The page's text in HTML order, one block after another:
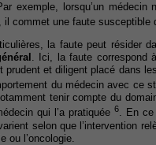
exemple, lorsqu’un médecin
commet une faute susceptible
la faute peut résider
. Ici, la faute correspond
prudent et diligent placé dans
du médecin avec ce
tenir compte du
qui l’a pratiquée 6. En ce
selon que l’intervention
ou l’oncologie.